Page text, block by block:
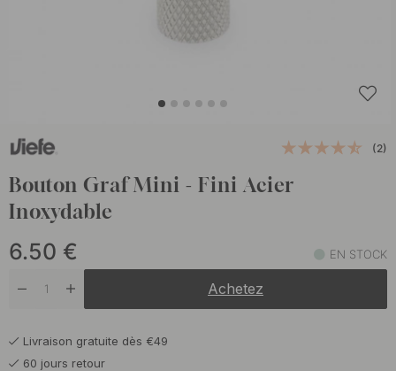
(2)
Bouton Graf Mini - Fini Acier
Inoxydable
6.50 € EN STOCK
Achetez
Livraison gratuite dès €49
60 jours retour